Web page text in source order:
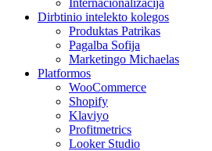
Internacionalizacija
Dirbtinio intelekto kolegos
Produktas Patrikas
Pagalba Sofija
Marketingo Michaelas
Platformos
WooCommerce
Shopify
Klaviyo
Profitmetrics
Looker Studio